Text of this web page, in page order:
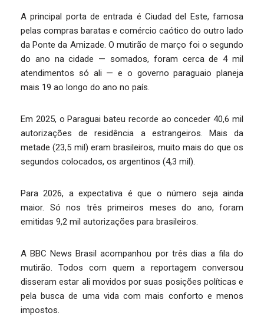
A principal porta de entrada é Ciudad del Este, famosa
pelas compras baratas e comércio caótico do outro lado
da Ponte da Amizade. O mutirão de março foi o segundo
do ano na cidade — somados, foram cerca de 4 mil
atendimentos só ali — e o governo paraguaio planeja
mais 19 ao longo do ano no país.
Em 2025, o Paraguai bateu recorde ao conceder 40,6 mil
autorizações de residência a estrangeiros. Mais da
metade (23,5 mil) eram brasileiros, muito mais do que os
segundos colocados, os argentinos (4,3 mil).
Para 2026, a expectativa é que o número seja ainda
maior. Só nos três primeiros meses do ano, foram
emitidas 9,2 mil autorizações para brasileiros.
A BBC News Brasil acompanhou por três dias a fila do
mutirão. Todos com quem a reportagem conversou
disseram estar ali movidos por suas posições políticas e
pela busca de uma vida com mais conforto e menos
impostos.